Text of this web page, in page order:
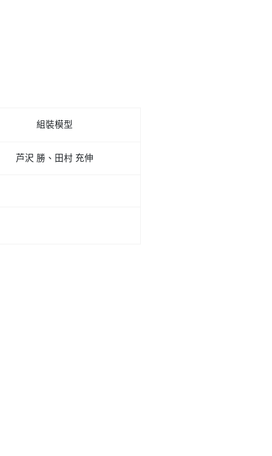
組裝模型
芦沢 勝、田村 充伸